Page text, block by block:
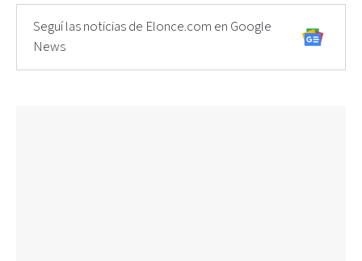
Seguí las noticias de Elonce.com en Google
News